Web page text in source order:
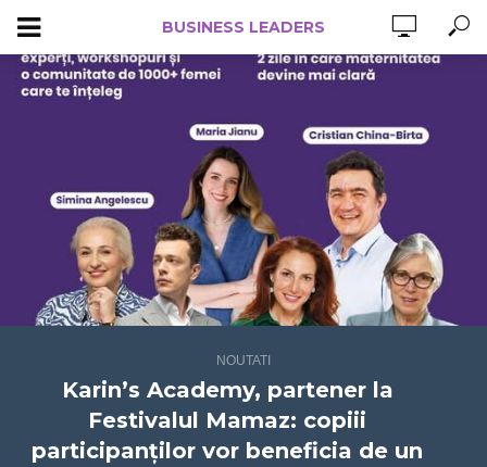
BUSINESS LEADERS
NOUTATI
Karin’s Academy, partener la
Festivalul Mamaz: copiii
participanților vor beneficia de un